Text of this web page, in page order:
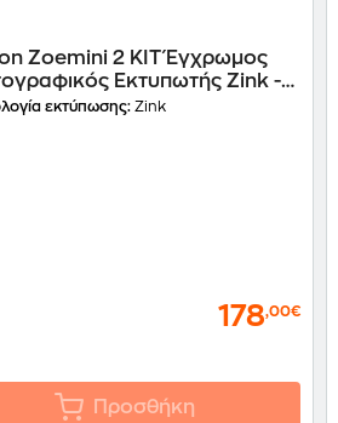
Zoemini 2 KIT Έγχρωμος
Εκτυπωτής Zink -
Whiteεκτύπωσης: Zink
178,00€
Προσθήκη